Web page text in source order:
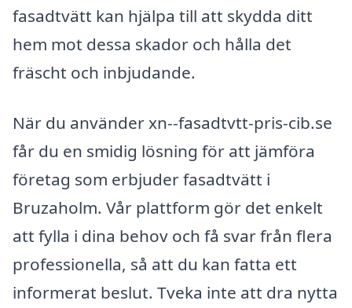
fasadtvätt kan hjälpa till att skydda ditt
hem mot dessa skador och hålla det
fräscht och inbjudande.
När du använder xn--fasadtvtt-pris-cib.se
får du en smidig lösning för att jämföra
företag som erbjuder fasadtvätt i
Bruzaholm. Vår plattform gör det enkelt
att fylla i dina behov och få svar från flera
professionella, så att du kan fatta ett
informerat beslut. Tveka inte att dra nytta